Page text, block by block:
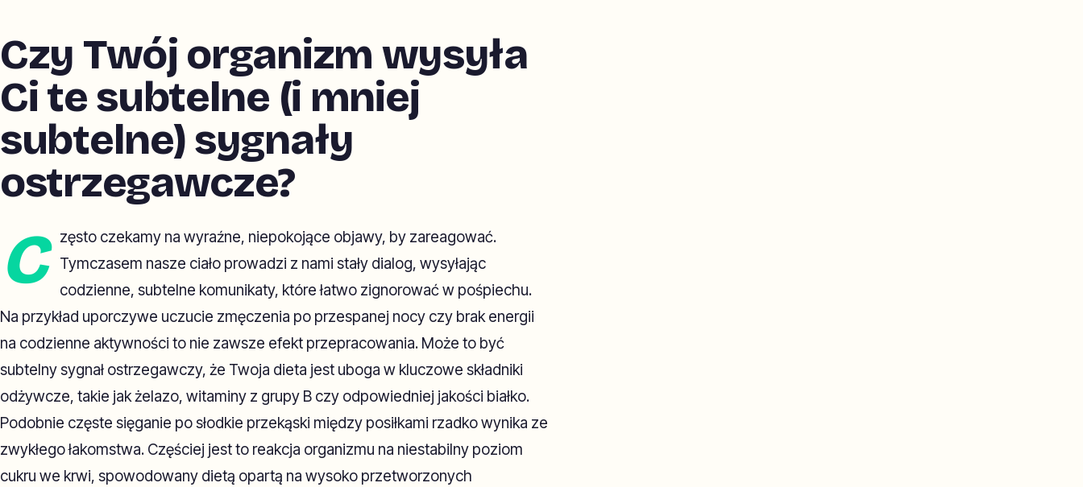
Czy Twój organizm wysyła
Ci te subtelne (i mniej
subtelne) sygnały
ostrzegawcze?
C
zęsto czekamy na wyraźne, niepokojące objawy, by zareagować.
Tymczasem nasze ciało prowadzi z nami stały dialog, wysyłając
codzienne, subtelne komunikaty, które łatwo zignorować w pośpiechu.
Na przykład uporczywe uczucie zmęczenia po przespanej nocy czy brak energii
na codzienne aktywności to nie zawsze efekt przepracowania. Może to być
subtelny sygnał ostrzegawczy, że Twoja dieta jest uboga w kluczowe składniki
odżywcze, takie jak żelazo, witaminy z grupy B czy odpowiedniej jakości białko.
Podobnie częste sięganie po słodkie przekąski między posiłkami rzadko wynika ze
zwykłego łakomstwa. Częściej jest to reakcja organizmu na niestabilny poziom
cukru we krwi, spowodowany dietą opartą na wysoko przetworzonych